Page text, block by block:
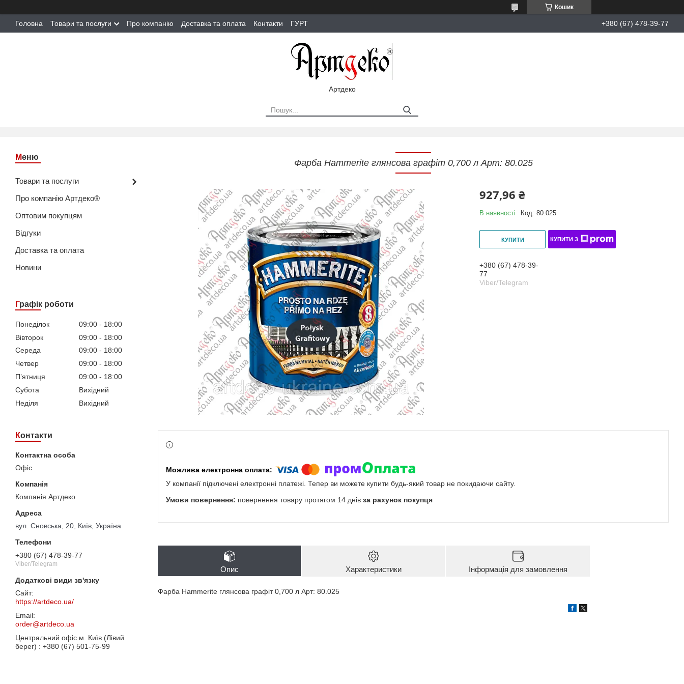
Кошик
Головна Товари та послуги Про компанію Доставка та оплата Контакти ГУРТ +380 (67) 478-39-77
Артдеко
Товари та послуги
Про компанію Артдеко®
Оптовим покупцям
Відгуки
Доставка та оплата
Новини
Графік роботи
Понеділок 09:00
18:00
Вівторок
09:00
18:00
Середа
09:00
18:00
Четвер
09:00
18:00
Пʼятниця
09:00
18:00
Субота
Вихідний
Неділя
Вихідний
Контакти
Офіс
Компанія Артдеко
вул. Сновська, 20, Київ, Україна
+380 (67) 478-39-77
Viber/Telegram
https://artdeco.ua/
order@artdeco.ua
Центральний офіс м. Київ (Лівий
берег)
+380 (67) 501-75-99
Фарба Hammerite глянсова графіт 0,700 л Арт: 80.025
927,96 ₴
В наявності Код:80.025
КУПИТИ КУПИТИ З
+380 (67) 478-39-
77
Viber/Telegram
У компанії підключені електронні платежі. Тепер ви можете купити будь-який товар не покидаючи сайту.
повернення товару протягом 14 днів за рахунок покупця
Опис Характеристики Інформація для замовлення
Фарба Hammerite глянсова графіт 0,700 л Арт: 80.025